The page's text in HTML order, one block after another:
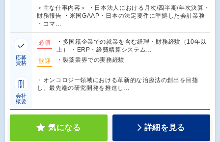
＜主な仕事内容＞ ・日本法人における月次/四半期/年次決算・
財務報告 ・米国GAAP・日本の法定要件に準拠した会計業務
・コマ…
応募
資格
必須
・多国籍企業での就業を含む経理・財務経験（10年以
上） ・ERP・経費精算システム…
歓迎
・製薬業界での実務経験
会社
概要
・オンコロジー領域における革新的な治療法の創出を目指
し、最先端の研究開発を推進し…
気になる 詳細を見る